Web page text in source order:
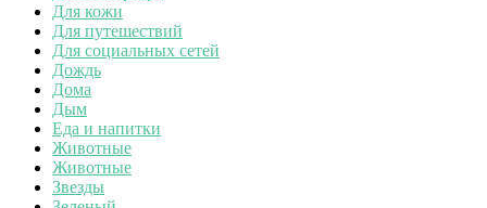
Для кожи
Для путешествий
Для социальных сетей
Дождь
Дома
Дым
Еда и напитки
Животные
Животные
Звезды